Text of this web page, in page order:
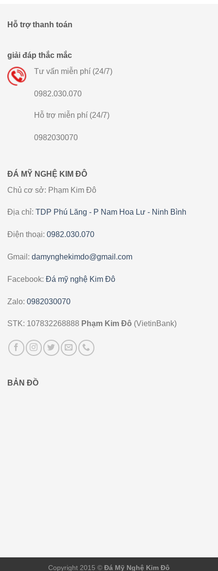
Hỗ trợ thanh toán
giải đáp thắc mắc
Tư vấn miễn phí (24/7)
0982.030.070
Hỗ trợ miễn phí (24/7)
0982030070
ĐÁ MỸ NGHỆ KIM ĐÔ
Chủ cơ sở: Phạm Kim Đô
Địa chỉ: TDP Phú Lăng - P Nam Hoa Lư - Ninh Bình
Điện thoại: 0982.030.070
Gmail: damynghekimdo@gmail.com
Facebook: Đá mỹ nghệ Kim Đô
Zalo: 0982030070
STK: 107832268888 Phạm Kim Đô (VietinBank)
BẢN ĐỒ
Copyright 2015 © Đá Mỹ Nghệ Kim Đô